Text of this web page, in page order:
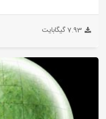
7.93 گیگابایت